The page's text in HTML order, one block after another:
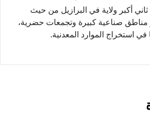
أكبر ولاية في البرازيل من حيث
مناطق صناعية كبيرة وتجمعات حضرية،
في استخراج الموارد المعدنية.